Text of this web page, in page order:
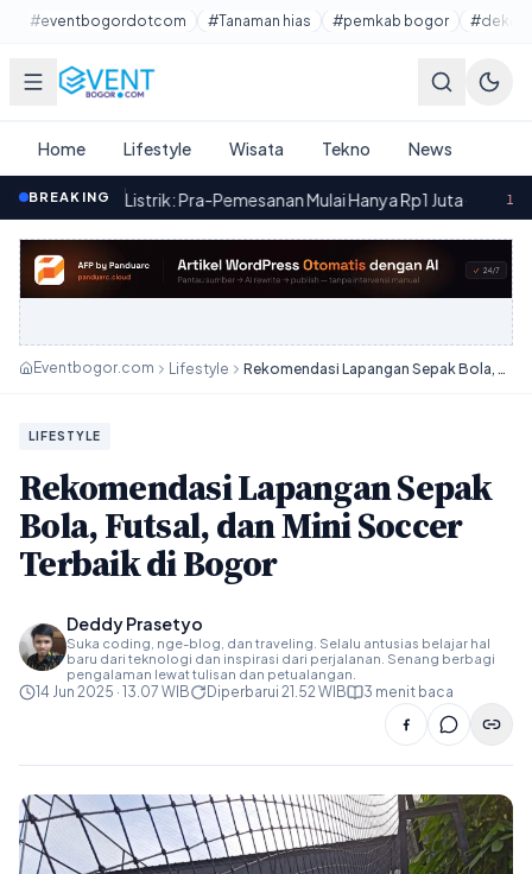
Lewati ke konten utama
#eventbogordotcom #Tanaman hias #pemkab bogor
Home Lifestyle Wisata Tekno News
BREAKING
Listrik: Pra-Pemesanan Mulai Hanya Rp1 Juta· 16.43Yadea
Eventbogor.com Lifestyle Rekomendasi Lapangan Sepak Bola, Futsal, dan Mini Soccer Terbaik di Bogor
LIFESTYLE
Rekomendasi Lapangan Sepak
Bola, Futsal, dan Mini Soccer
Terbaik di Bogor
Deddy Prasetyo
Suka coding, nge-blog, dan traveling. Selalu antusias belajar hal
baru dari teknologi dan inspirasi dari perjalanan. Senang berbagi
pengalaman lewat tulisan dan petualangan.
14 Jun 2025 · 13.07 WIB Diperbarui 21.52 WIB 3 menit baca